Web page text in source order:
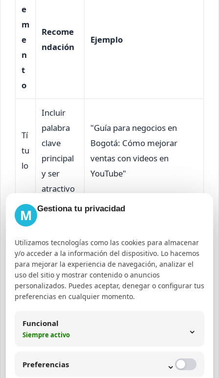
e
m
e
n
t
o
Recome
ndación
Ejemplo
Tí
tu
lo
Incluir
palabra
clave
principal
y ser
atractivo
"Guía para negocios en
Bogotá: Cómo mejorar
ventas con videos en
YouTube"
D
sc
ri
p
ci
n
o, incluir
keywords
secundari
as y
útiles
técnicas de marketing para
YouTube Bogotá y cómo
optimizar tu canal para
aumentar clientes. Visita
nuestro sitio para más
ción de
"SEO para YouTube Bogotá",
M Gestiona tu privacidad
Utilizamos tecnologías como las cookies para almacenar
y/o acceder a la información del dispositivo. Lo hacemos
para mejorar la experiencia de navegación, analizar el
uso del sitio y mostrar contenido o anuncios
personalizados. Puedes aceptar, denegar o configurar tus
preferencias en cualquier momento.
Funcional
Siempre activo ⌄
Preferencias ⌄